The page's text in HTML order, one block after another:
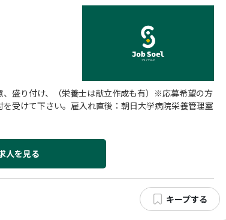
盛り付け、（栄養士は献立作成も有）※応募希望の方
受けて下さい。雇入れ直後：朝日大学病院栄養管理室
人を見る